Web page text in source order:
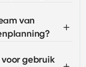
van
voor gebruik